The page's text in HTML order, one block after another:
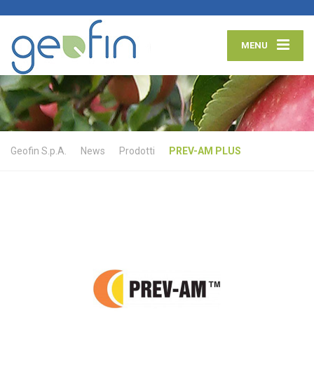
MENU
Geofin S.p.A. News Prodotti PREV-AM PLUS